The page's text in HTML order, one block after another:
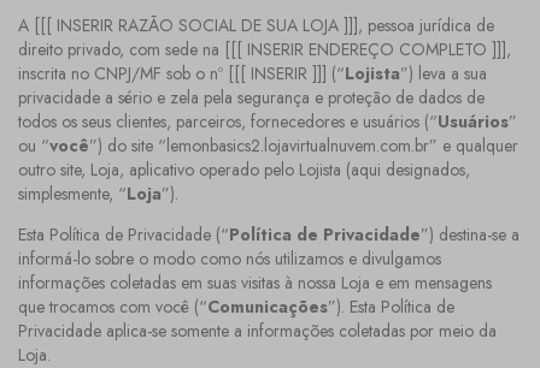
A [[[ INSERIR RAZÃO SOCIAL DE SUA LOJA ]]], pessoa jurídica de
direito privado, com sede na [[[ INSERIR ENDEREÇO COMPLETO ]]],
inscrita no CNPJ/MF sob o nº [[[ INSERIR ]]] (“Lojista”) leva a sua
privacidade a sério e zela pela segurança e proteção de dados de
todos os seus clientes, parceiros, fornecedores e usuários (“Usuários”
ou “você”) do site “lemonbasics2.lojavirtualnuvem.com.br” e qualquer
outro site, Loja, aplicativo operado pelo Lojista (aqui designados,
simplesmente, “Loja”).
Esta Política de Privacidade (“Política de Privacidade”) destina-se a
informá-lo sobre o modo como nós utilizamos e divulgamos
informações coletadas em suas visitas à nossa Loja e em mensagens
que trocamos com você (“Comunicações”). Esta Política de
Privacidade aplica-se somente a informações coletadas por meio da
Loja.